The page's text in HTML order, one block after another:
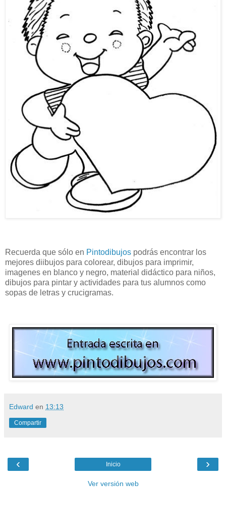
Recuerda que sólo en Pintodibujos podrás encontrar los
mejores diibujos para colorear, dibujos para imprimir,
imagenes en blanco y negro, material didáctico para niños,
dibujos para pintar y actividades para tus alumnos como
sopas de letras y crucigramas.
Edward en 13:13
Compartir
‹ ›
Inicio
Ver versión web